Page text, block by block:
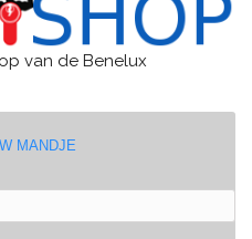
van de Benelux
MANDJE